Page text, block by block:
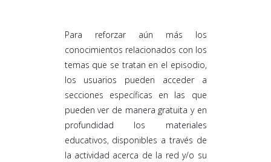
Para reforzar aún más los
conocimientos relacionados con los
temas que se tratan en el episodio,
los usuarios pueden acceder a
secciones específicas en las que
pueden ver de manera gratuita y en
profundidad los materiales
educativos, disponibles a través de
la actividad acerca de la red y/o su